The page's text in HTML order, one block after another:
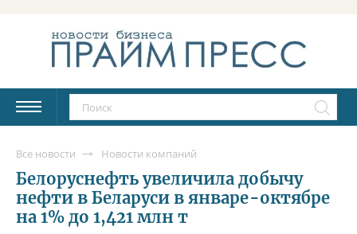
Все новости Новости компаний
Белоруснефть увеличила добычу
нефти в Беларуси в январе-октябре
на 1% до 1,421 млн т